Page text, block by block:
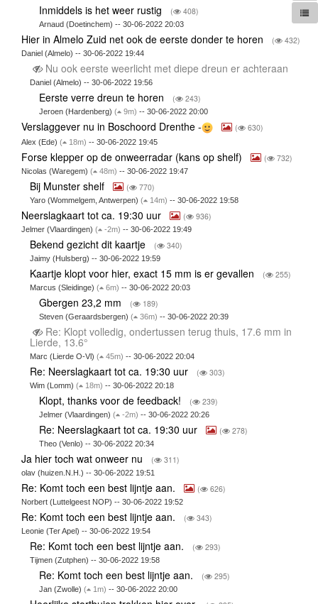
Inmiddels is het weer rustig ( 408)
Arnaud (Doetinchem) -- 30-06-2022 20:03
Hier in Almelo Zuid net ook de eerste donder te horen ( 432)
Daniel (Almelo) -- 30-06-2022 19:44
Nu ook eerste weerlicht met diepe dreun er achteraan
Daniel (Almelo) -- 30-06-2022 19:56
Eerste verre dreun te horen ( 243)
Jeroen (Hardenberg) ( 9m) -- 30-06-2022 20:00
Verslaggever nu in Boschoord Drenthe - ( 630)
Alex (Ede) ( 18m) -- 30-06-2022 19:45
Forse klepper op de onweerradar (kans op shelf) ( 732)
Nicolas (Waregem) ( 48m) -- 30-06-2022 19:47
Bij Munster shelf ( 770)
Yaro (Wommelgem, Antwerpen)( 14m) -- 30-06-2022 19:58
Neerslagkaart tot ca. 19:30 uur ( 936)
Jelmer (Vlaardingen) ( -2m) -- 30-06-2022 19:49
Bekend gezicht dit kaartje ( 340)
Jaimy (Hulsberg) -- 30-06-2022 19:59
Kaartje klopt voor hier, exact 15 mm is er gevallen ( 255)
Marcus (Sleidinge)( 6m) -- 30-06-2022 20:03
Gbergen 23,2 mm ( 189)
Steven (Geraardsbergen) ( 36m) -- 30-06-2022 20:39
Re: Klopt volledig, ondertussen terug thuis, 17.6 mm in
Lierde, 13.6°
Marc (Lierde O-Vl)( 45m) -- 30-06-2022 20:04
Re: Neerslagkaart tot ca. 19:30 uur ( 303)
Wim (Lomm)( 18m) -- 30-06-2022 20:18
Klopt, thanks voor de feedback! ( 239)
Jelmer (Vlaardingen) ( -2m) -- 30-06-2022 20:26
Re: Neerslagkaart tot ca. 19:30 uur ( 278)
Theo (Venlo) -- 30-06-2022 20:34
Ja hier toch wat onweer nu ( 311)
olav (huizen.N.H.) -- 30-06-2022 19:51
Re: Komt toch een best lijntje aan. ( 626)
Norbert (Luttelgeest NOP) -- 30-06-2022 19:52
Re: Komt toch een best lijntje aan. ( 343)
Leonie (Ter Apel) -- 30-06-2022 19:54
Re: Komt toch een best lijntje aan. ( 293)
Tijmen (Zutphen) -- 30-06-2022 19:58
Re: Komt toch een best lijntje aan. ( 295)
Jan (Zwolle) ( 1m) -- 30-06-2022 20:00